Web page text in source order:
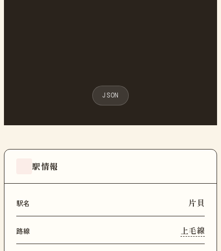
JSON
駅情報
駅名 片貝
路線 上毛線